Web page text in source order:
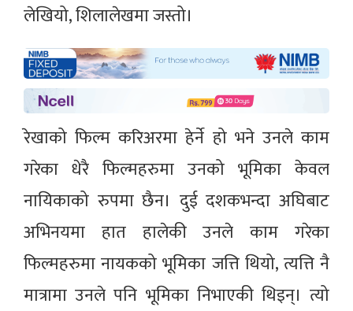
लेखियो, शिलालेखमा जस्तो।
रेखाको फिल्म करिअरमा हेर्ने हो भने उनले काम
गरेका धेरै फिल्महरुमा उनको भूमिका केवल
नायिकाको रुपमा छैन। दुई दशकभन्दा अघिबाट
अभिनयमा हात हालेकी उनले काम गरेका
फिल्महरुमा नायकको भूमिका जत्ति थियो, त्यत्ति नै
मात्रामा उनले पनि भूमिका निभाएकी थिइन्। त्यो